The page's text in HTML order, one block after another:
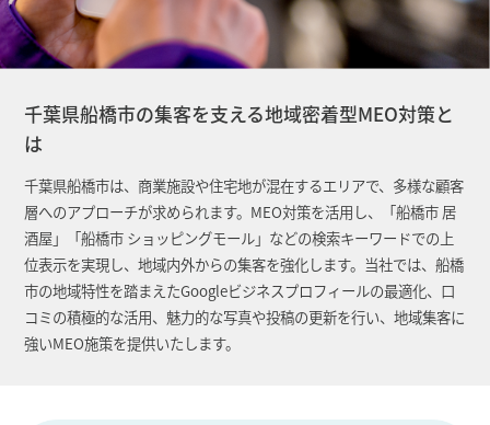
千葉県船橋市の集客を支える地域密着型MEO対策と
は
千葉県船橋市は、商業施設や住宅地が混在するエリアで、多様な顧客
層へのアプローチが求められます。MEO対策を活用し、「船橋市 居
酒屋」「船橋市 ショッピングモール」などの検索キーワードでの上
位表示を実現し、地域内外からの集客を強化します。当社では、船橋
市の地域特性を踏まえたGoogleビジネスプロフィールの最適化、口
コミの積極的な活用、魅力的な写真や投稿の更新を行い、地域集客に
強いMEO施策を提供いたします。